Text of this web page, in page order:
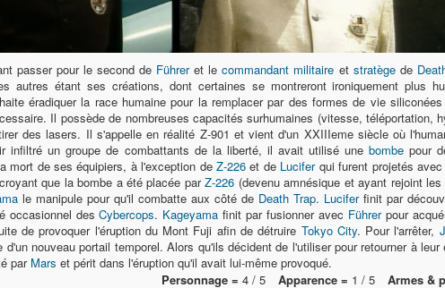
passer pour le second de Führeret lecommandant militaire et stratègede
autres étant ses créations, dont certaines se montreront ironiquement plus
éradiquer la race humaine pour la remplacer par des formes de vie
Il possède de nombreuses capacités surhumaines (vitesse, téléportation,
des lasers. Il s'appelle en réalité Z-901 et vient d'un XXIIIeme siècle où
infiltré un groupe de combattants de la liberté, il avait utilisé unebombe pour
mort de ses équipiers, à l'exception deZ-226 et de Luciferqui furent projetés
que la bombe a été placée parZ-226 (devenu amnésique et ayant rejoint les
le manipule pour qu'il combatte aux côté de Death Trap. Luciferfinit par
occasionnel desCybercops. Kageyama finit par fusionner avec Führerpour
de provoquer l'éruption du Mont Fuji afin de détruire Tokyo City. Pour l'arrêter,
d'un nouveau portail temporel. Alors qu'ils décident de l'utiliser pour retourner à leur
par Mars et périt dans l'éruption qu'il avait lui-même provoqué.
Personnage = 4 / 5 Apparence = 1 / 5 Armes &